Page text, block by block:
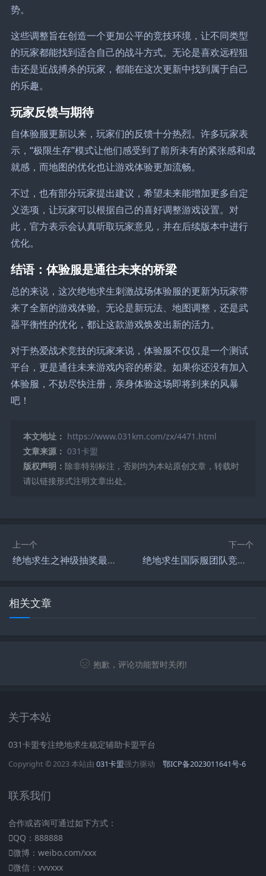
势。
这些调整旨在创造一个更加公平的竞技环境，让不同类型
的玩家都能找到适合自己的战斗方式。无论是喜欢远程狙
击还是近战搏杀的玩家，都能在这次更新中找到属于自己
的乐趣。
玩家反馈与期待
自体验服更新以来，玩家们的反馈十分热烈。许多玩家表
示，“极限生存”模式让他们感受到了前所未有的紧张感和成
就感，而地图的优化也让游戏体验更加流畅。
不过，也有部分玩家提出建议，希望未来能增加更多自定
义选项，让玩家可以根据自己的喜好调整游戏设置。对
此，官方表示会认真听取玩家意见，并在后续版本中进行
优化。
结语：体验服是通往未来的桥梁
总的来说，这次绝地求生刺激战场体验服的更新为玩家带
来了全新的游戏体验。无论是新玩法、地图调整，还是武
器平衡性的优化，都让这款游戏焕发出新的活力。
对于热爱战术竞技的玩家来说，体验服不仅仅是一个测试
平台，更是通往未来游戏内容的桥梁。如果你还没有加入
体验服，不妨尽快注册，亲身体验这场即将到来的风暴
吧！
本文地址： https://www.031km.com/zx/4471.html
文章来源： 031卡盟
版权声明： 除非特别标注，否则均为本站原创文章，转载时
请以链接形式注明文章出处。
上一个
绝地求生之神级抽奖最新章节解析-绝地求生之神级抽奖最新章节剧情深度解读
下一个
绝地求生国际服团队竞技换枪方法-绝地求生国际服团队竞技如何更换武器
相关文章
抱歉，评论功能暂时关闭!
关于本站
031卡盟专注绝地求生稳定辅助卡盟平台
Copyright © 2023 本站由 031卡盟强力驱动 鄂ICP备2023011641号-6
联系我们
合作或咨询可通过如下方式：
QQ：888888
微博：weibo.com/xxx
微信：vvvxxx